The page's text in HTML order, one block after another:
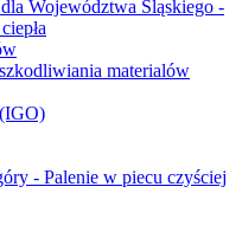
Województwa Śląskiego -
materialów
- Palenie w piecu czyściej